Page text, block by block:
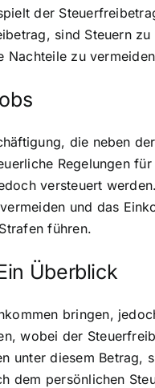
der
sind Steuern
Nachteile zu
die neben
Regelungen
versteuert
und das
führen.
Überblick
bringen,
wobei der
unter diesem
dem persönlichen